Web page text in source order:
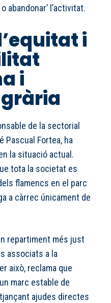
abandonar’ l’activitat.
i
i
de la sectorial
Pascual Fortea, ha
la situació actual.
tota la societat es
flamencs en el parc
a càrrec únicament de
repartiment més just
associats a la
això, reclama que
marc estable de
ajudes directes